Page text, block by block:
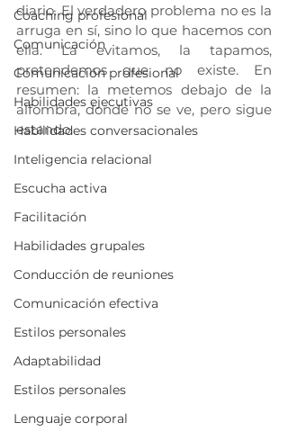
Coaching profesional
Comunicación
Comunicación profesional
Habilidades ejecutivas
Habilidades conversacionales
Inteligencia relacional
Escucha activa
Facilitación
Habilidades grupales
Conducción de reuniones
Comunicación efectiva
Estilos personales
Adaptabilidad
Estilos personales
Lenguaje corporal
diario. El verdadero problema no es la
arruga en sí, sino lo que hacemos con
ella. La evitamos, la tapamos,
pretendemos que no existe. En
resumen: la metemos debajo de la
alfombra, donde no se ve, pero sigue
estando.